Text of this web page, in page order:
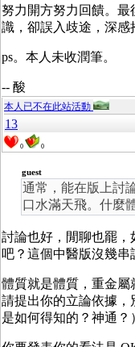
努力開方努力回饋。
識，卻誤入歧途，深感
ps。本人未收潤筆。
-- 酸
本人已不在此站活動
13
0 0
guest
通常，能在版上討
口水滿天飛。什麼
討論也好，閒聊也罷
吧？這個中醫版沒幾串
體質就是體質，重金屬
請提出你的立論依據
是如何得知的？神通？